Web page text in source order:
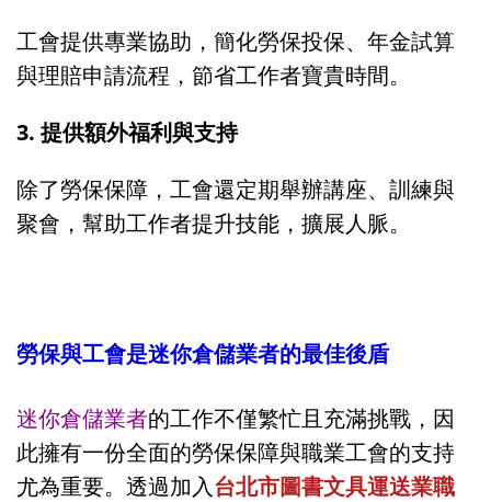
工會提供專業協助，簡化勞保投保、年金試算
與理賠申請流程，節省工作者寶貴時間。
3. 提供額外福利與支持
除了勞保保障，工會還定期舉辦講座、訓練與
聚會，幫助工作者提升技能，擴展人脈。
勞保與工會是迷你倉儲業者的最佳後盾
迷你倉儲業者的工作不僅繁忙且充滿挑戰，因
此擁有一份全面的勞保保障與職業工會的支持
尤為重要。透過加入台北市圖書文具運送業職